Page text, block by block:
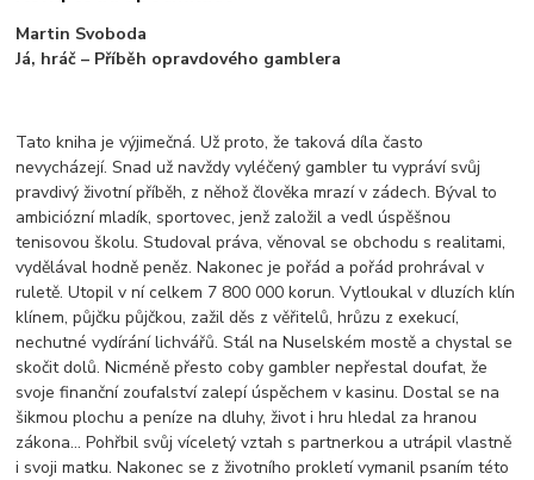
Martin Svoboda
Já, hráč – Příběh opravdového gamblera
Tato kniha je výjimečná. Už proto, že taková díla často
nevycházejí. Snad už navždy vyléčený gambler tu vypráví svůj
pravdivý životní příběh, z něhož člověka mrazí v zádech. Býval to
ambiciózní mladík, sportovec, jenž založil a vedl úspěšnou
tenisovou školu. Studoval práva, věnoval se obchodu s realitami,
vydělával hodně peněz. Nakonec je pořád a pořád prohrával v
ruletě. Utopil v ní celkem 7 800 000 korun. Vytloukal v dluzích klín
klínem, půjčku půjčkou, zažil děs z věřitelů, hrůzu z exekucí,
nechutné vydírání lichvářů. Stál na Nuselském mostě a chystal se
skočit dolů. Nicméně přesto coby gambler nepřestal doufat, že
svoje finanční zoufalství zalepí úspěchem v kasinu. Dostal se na
šikmou plochu a peníze na dluhy, život i hru hledal za hranou
zákona... Pohřbil svůj víceletý vztah s partnerkou a utrápil vlastně
i svoji matku. Nakonec se z životního prokletí vymanil psaním této